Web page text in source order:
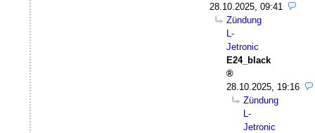
28.10.2025, 09:41
Zündung
L-
Jetronic
E24_black
28.10.2025, 19:16
Zündung
L-
Jetronic